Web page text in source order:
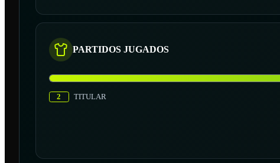
PARTIDOS JUGADOS
2 TITULAR